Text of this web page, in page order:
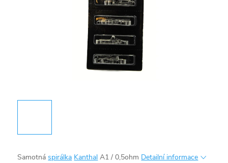
Samotnáspirálka Kanthal A1 / 0,5ohm Detailní informace